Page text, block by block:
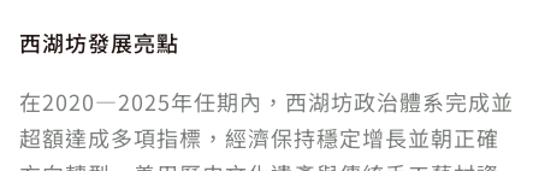
西湖坊發展亮點
在2020—2025年任期內，西湖坊政治體系完成並
超額達成多項指標，經濟保持穩定增長並朝正確